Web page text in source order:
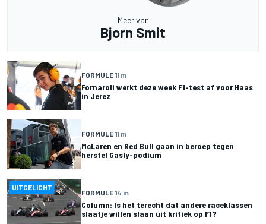
Meer van
Bjorn Smit
FORMULE 11 m
Fornaroli werkt deze week F1-test af voor Haas
in Jerez
FORMULE 11 m
McLaren en Red Bull gaan in beroep tegen
herstel Gasly-podium
UITGELICHT
FORMULE 14 m
Column: Is het terecht dat andere raceklassen
slaatje willen slaan uit kritiek op F1?